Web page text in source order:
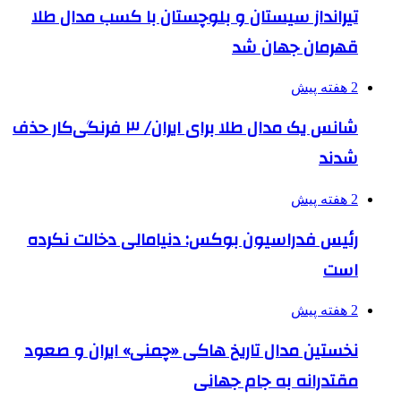
تیرانداز سیستان و بلوچستان با کسب مدال طلا
قهرمان جهان شد
2 هفته پیش
شانس یک مدال طلا برای ایران/ ۳ فرنگی‌کار حذف
شدند
2 هفته پیش
رئیس فدراسیون بوکس: دنیامالی دخالت نکرده
است
2 هفته پیش
نخستین مدال تاریخ هاکی «چمنی» ایران و صعود
مقتدرانه به جام جهانی